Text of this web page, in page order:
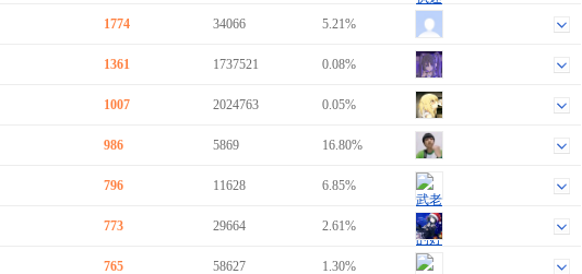
1774 34066 5.21%
1361 1737521 0.08%
1007 2024763 0.05%
986 5869 16.80%
796 11628 6.85%
773 29664 2.61%
765 58627 1.30%